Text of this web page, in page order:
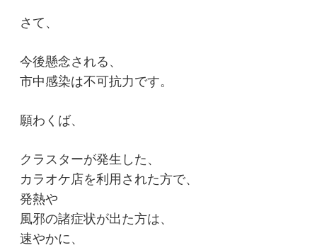
さて、
今後懸念される、
市中感染は不可抗力です。
願わくば、
クラスターが発生した、
カラオケ店を利用された方で、
発熱や
風邪の諸症状が出た方は、
速やかに、